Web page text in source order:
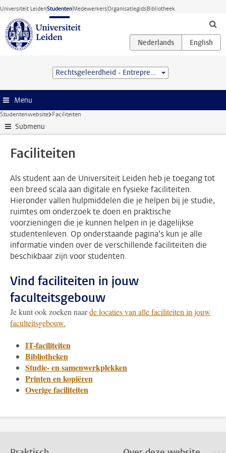
Ga direct naar de inhoud
Universiteit LeidenStudentenMedewerkersOrganisatiegidsBibliotheek
Rechtsgeleerdheid - Entrepreneurship and Management (LL.B.)
Menu
Studentenwebsite Faciliteiten
Submenu
Faciliteiten
Als student aan de Universiteit Leiden heb je toegang tot
een breed scala aan digitale en fysieke faciliteiten.
Hieronder vallen hulpmiddelen die je helpen bij je studie,
ruimtes om onderzoek te doen en praktische
voorzieningen die je kunnen helpen in je dagelijkse
studentenleven. Op onderstaande pagina’s kun je alle
informatie vinden over de verschillende faciliteiten die
beschikbaar zijn voor studenten.
Vind faciliteiten in jouw
faculteitsgebouw
Je kunt ook zoeken naarde locaties van alle faciliteiten in jouw
faculteitsgebouw.
IT-faciliteiten
Bibliotheken
Studie- en samenwerkplekken
Printen en kopiëren
Overige faciliteiten